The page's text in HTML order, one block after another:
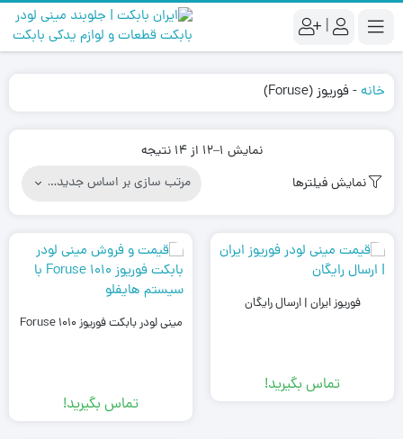
|
خانه-فوریوز (Foruse)
نمایش 1–12 از 14 نتیجه
Sorted
latest
نمایش فیلترها
فوریوز ایران | ارسال رایگان
تماس بگیرید!
مینی لودر بابکت فوریوز Foruse 1010
تماس بگیرید!